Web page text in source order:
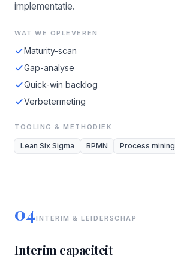
implementatie.
WAT WE OPLEVEREN
Maturity-scan
Gap-analyse
Quick-win backlog
Verbetermeting
TOOLING & METHODIEK
Lean Six Sigma BPMN Process mining
04INTERIM & LEIDERSCHAP
Interim capaciteit